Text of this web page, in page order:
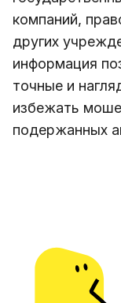
компаний,
других
информация
точные и
избежать
подержанных